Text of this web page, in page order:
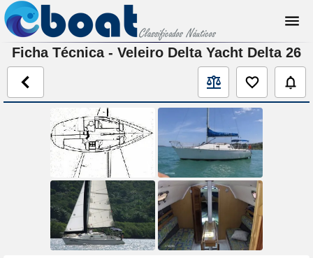
Ficha Técnica - Veleiro Delta Yacht Delta 26